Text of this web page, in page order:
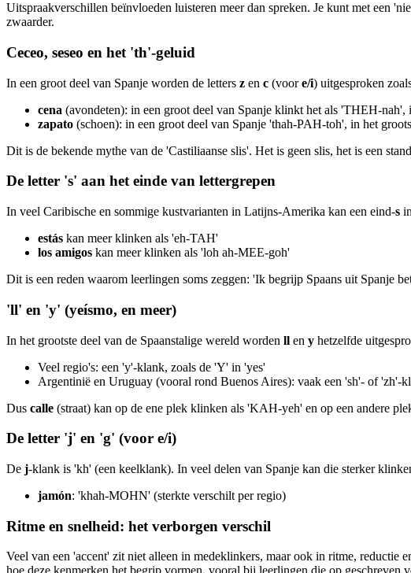
Uitspraakverschillen beïnvloeden luisteren meer dan spreken. Je kunt met een
zwaarder.
Ceceo, seseo en het 'th'-geluid
In een groot deel van Spanje worden de letters z en c (voore/i) uitgesproken
cena (avondeten): in een groot deel van Spanje klinkt het als 'THEH-
zapato (schoen): in een groot deel van Spanje 'thah-PAH-toh', in het
Dit is de bekende mythe van de 'Castiliaanse slis'. Het is geen slis, het is een
De letter 's' aan het einde van lettergrepen
In veel Caribische en sommige kustvarianten in Latijns-Amerika kan een eind-s
estás kan meer klinken als 'eh-TAH'
los amigos kan meer klinken als 'loh ah-MEE-goh'
Dit is een reden waarom leerlingen soms zeggen: 'Ik begrijp Spaans uit Spanje
'll' en 'y' (yeísmo, en meer)
In het grootste deel van de Spaanstalige wereld worden ll en y hetzelfde
Veel regio's: een 'y'-klank, zoals de 'Y' in 'yes'
Argentinië en Uruguay (vooral rond Buenos Aires): vaak een 'sh'- of 'zh'-
Dus calle (straat) kan op de ene plek klinken als 'KAH-yeh' en op een andere
De letter 'j' en 'g' (voor e/i)
De j-klank is 'kh' (een keelklank). In veel delen van Spanje kan die sterker
jamón: 'khah-MOHN' (sterkte verschilt per regio)
Ritme en snelheid: het verborgen verschil
Veel van een 'accent' zit niet alleen in medeklinkers, maar ook in ritme,